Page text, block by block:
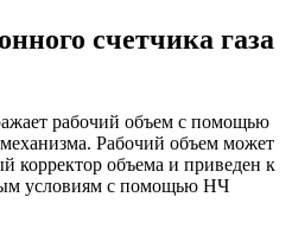
счетчика газа
рабочий объем с помощью
Рабочий объем может
корректор объема и приведен к
условиям с помощью НЧ